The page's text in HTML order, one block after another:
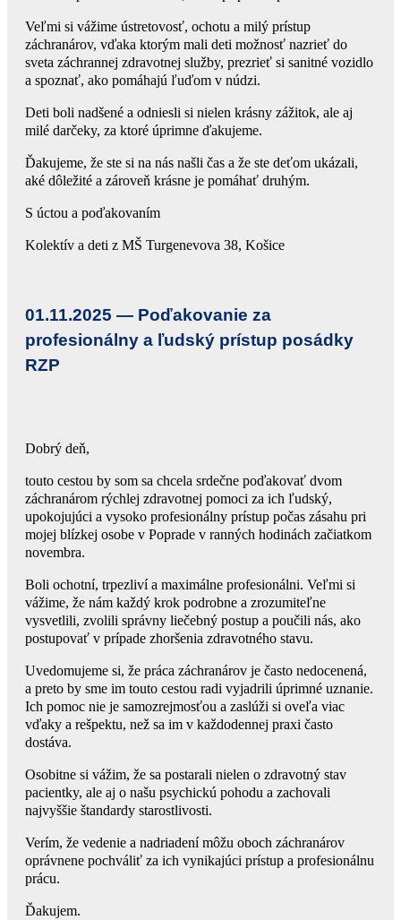
Veľmi si vážime ústretovosť, ochotu a milý prístup
záchranárov, vďaka ktorým mali deti možnosť nazrieť do
sveta záchrannej zdravotnej služby, prezrieť si sanitné vozidlo
a spoznať, ako pomáhajú ľuďom v núdzi.
Deti boli nadšené a odniesli si nielen krásny zážitok, ale aj
milé darčeky, za ktoré úprimne ďakujeme.
Ďakujeme, že ste si na nás našli čas a že ste deťom ukázali,
aké dôležité a zároveň krásne je pomáhať druhým.
S úctou a poďakovaním
Kolektív a deti z MŠ Turgenevova 38, Košice
01.11.2025 — Poďakovanie za
profesionálny a ľudský prístup posádky
RZP
Dobrý deň,
touto cestou by som sa chcela srdečne poďakovať dvom
záchranárom rýchlej zdravotnej pomoci za ich ľudský,
upokojujúci a vysoko profesionálny prístup počas zásahu pri
mojej blízkej osobe v Poprade v ranných hodinách začiatkom
novembra.
Boli ochotní, trpezliví a maximálne profesionálni. Veľmi si
vážime, že nám každý krok podrobne a zrozumiteľne
vysvetlili, zvolili správny liečebný postup a poučili nás, ako
postupovať v prípade zhoršenia zdravotného stavu.
Uvedomujeme si, že práca záchranárov je často nedocenená,
a preto by sme im touto cestou radi vyjadrili úprimné uznanie.
Ich pomoc nie je samozrejmosťou a zaslúži si oveľa viac
vďaky a rešpektu, než sa im v každodennej praxi často
dostáva.
Osobitne si vážim, že sa postarali nielen o zdravotný stav
pacientky, ale aj o našu psychickú pohodu a zachovali
najvyššie štandardy starostlivosti.
Verím, že vedenie a nadriadení môžu oboch záchranárov
oprávnene pochváliť za ich vynikajúci prístup a profesionálnu
prácu.
Ďakujem.